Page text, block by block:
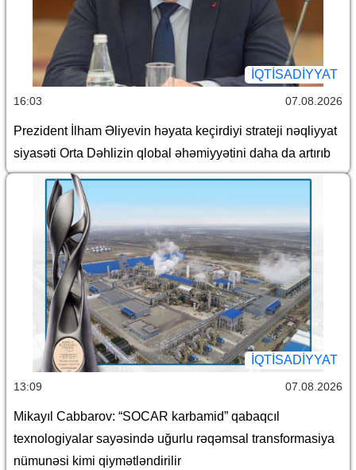
İQTİSADİYYAT
16:03 07.08.2026
Prezident İlham Əliyevin həyata keçirdiyi strateji nəqliyyat
siyasəti Orta Dəhlizin qlobal əhəmiyyətini daha da artırıb
İQTİSADİYYAT
13:09 07.08.2026
Mikayıl Cabbarov: “SOCAR karbamid” qabaqcıl
texnologiyalar sayəsində uğurlu rəqəmsal transformasiya
nümunəsi kimi qiymətləndirilir